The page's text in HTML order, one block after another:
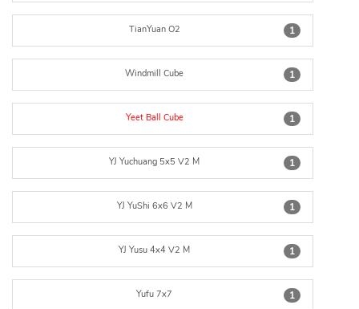
1
TianYuan O2
1
Windmill Cube
1
Yeet Ball Cube
1
YJ Yuchuang 5x5 V2 M
1
YJ YuShi 6x6 V2 M
1
YJ Yusu 4x4 V2 M
1
Yufu 7x7